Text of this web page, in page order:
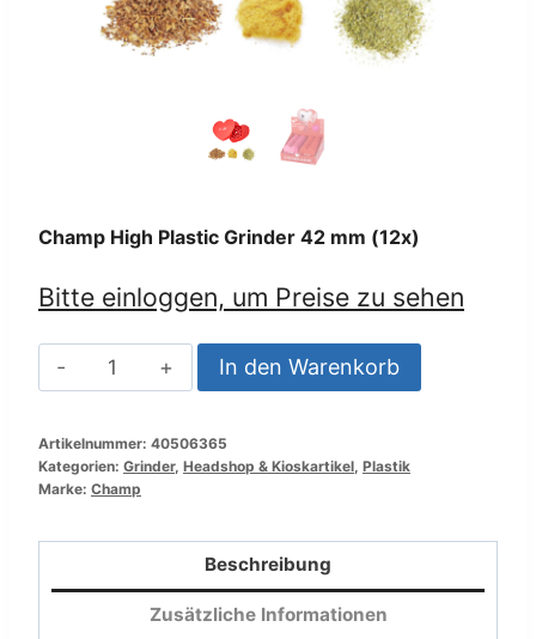
Champ High Plastic Grinder 42 mm (12x)
Bitte einloggen, um Preise zu sehen
Champ
High
Grinder
42
Menge
In den Warenkorb
Artikelnummer: 40506365
Kategorien: Grinder, Headshop & Kioskartikel Plastik
Marke: Champ
Beschreibung
Zusätzliche Informationen